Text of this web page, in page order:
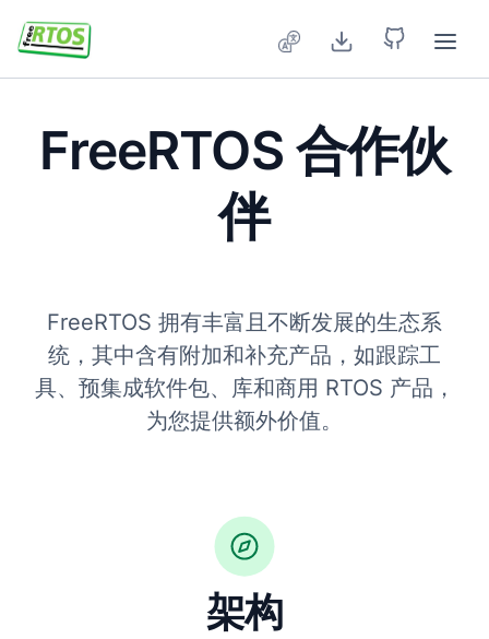
FreeRTOS 合作伙
伴
FreeRTOS 拥有丰富且不断发展的生态系
统，其中含有附加和补充产品，如跟踪工
具、预集成软件包、库和商用 RTOS 产品，
为您提供额外价值。
架构